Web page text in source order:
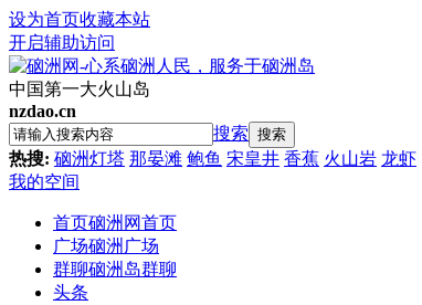
设为首页收藏本站
开启辅助访问
中国第一大火山岛
nzdao.cn
搜索 搜索
热搜: 硇洲灯塔 那晏滩 鲍鱼 宋皇井 香蕉 火山岩 龙虾
我的空间
首页硇洲网首页
广场硇洲广场
群聊硇洲岛群聊
头条